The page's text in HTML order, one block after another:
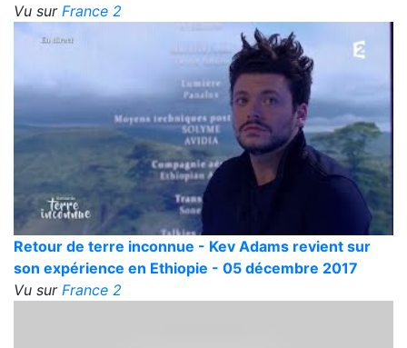
Vu sur France 2
Retour de terre inconnue - Kev Adams revient sur
son expérience en Ethiopie - 05 décembre 2017
Vu sur France 2